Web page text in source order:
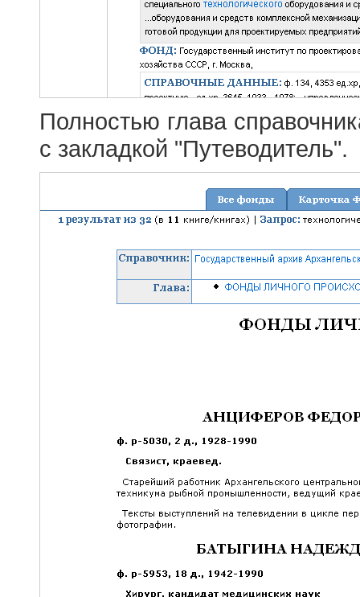
Полностью глава
с закладкой "Путеводитель".